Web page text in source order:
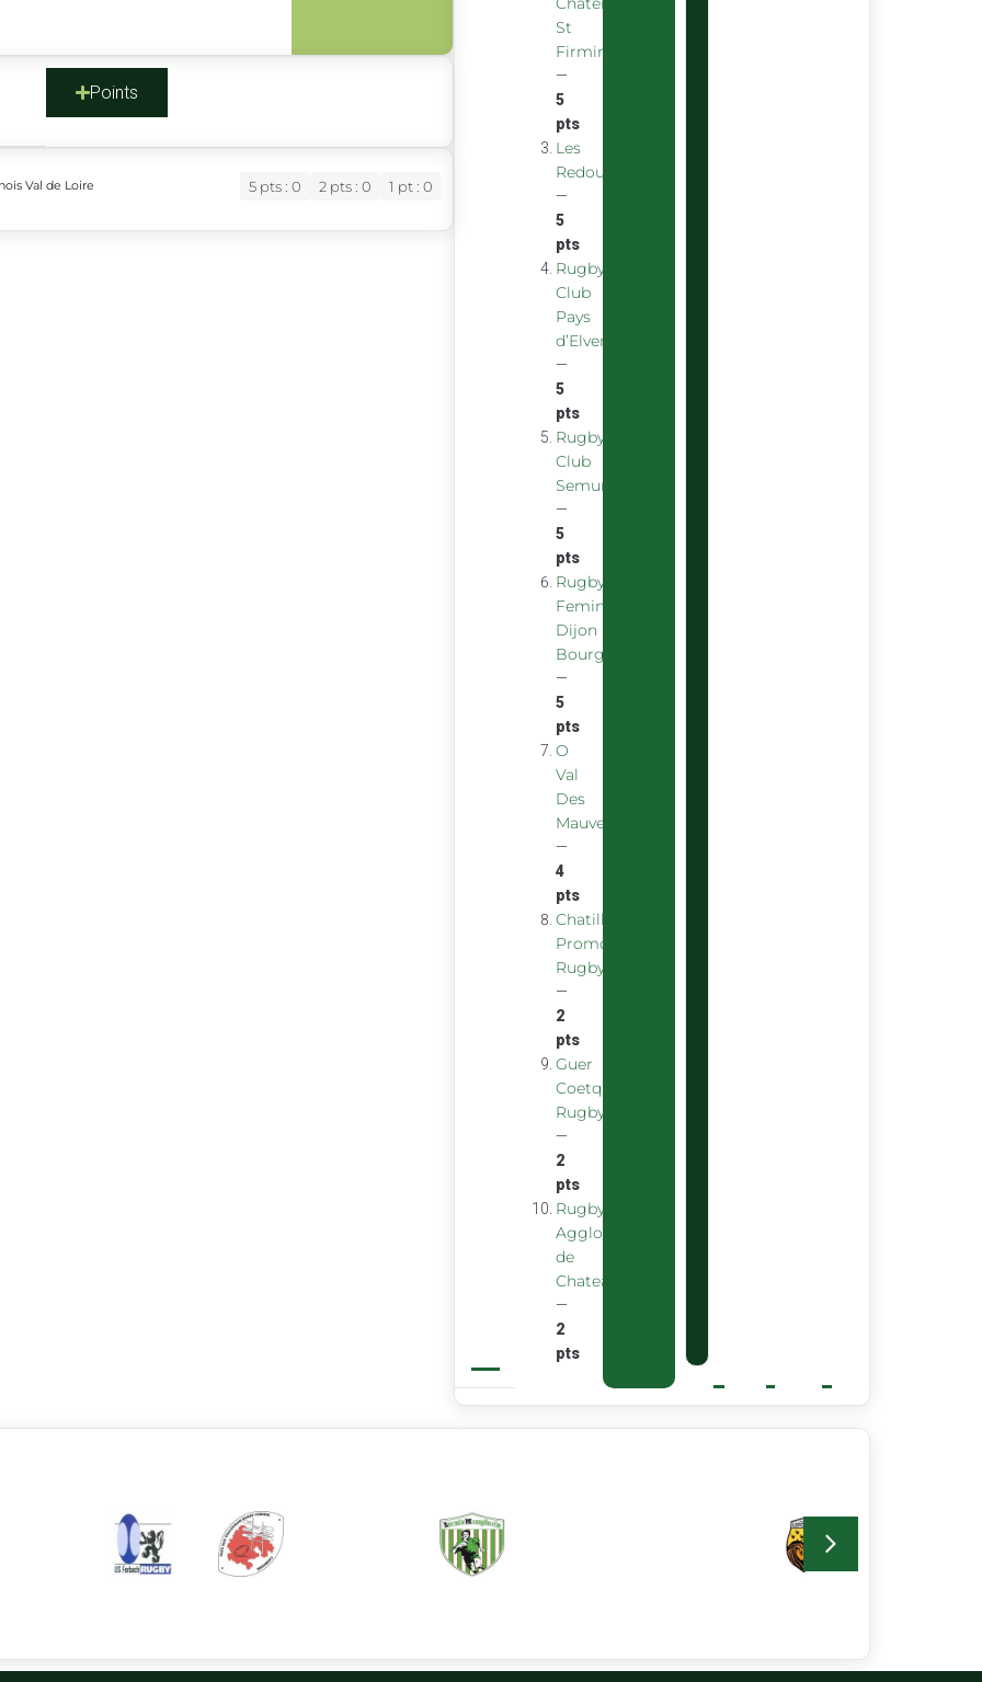
Points
5 pts : 0 2 pts : 0 1 pt : 0
Val de Loire
St
Firmin
—
5
pts
Les
Redoubstables
—
5
pts
Rugby
Club
Pays
d’Elven
—
5
pts
Rugby
Club
Semurois
—
5
pts
Rugby
Feminin
Dijon
Bourgogne
—
5
pts
O
Val
Des
Mauves
—
4
pts
Chatillon
Promotion
Rugby
—
2
pts
Guer
Coetquidan
Rugby
—
2
pts
Rugby
Agglomeration
de
Chateaubourg
—
2
pts